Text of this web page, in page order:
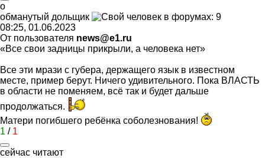
о
обманутый дольщик
08:25, 01.06.2023
От пользователя news@e1.ru
«Все свои задницы прикрыли, а человека нет»
Все эти мрази с губера, держащего язык в известном
месте, пример берут. Ничего удивительного. Пока ВЛАСТЬ
в области не поменяем, всё так и будет дальше
продолжаться.
Матери погибшего ребёнка соболезнования!
1 / 1
сейчас читают